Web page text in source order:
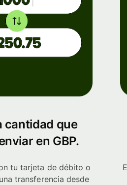
cantidad que
en GBP.
tu tarjeta de débito o
transferencia desde